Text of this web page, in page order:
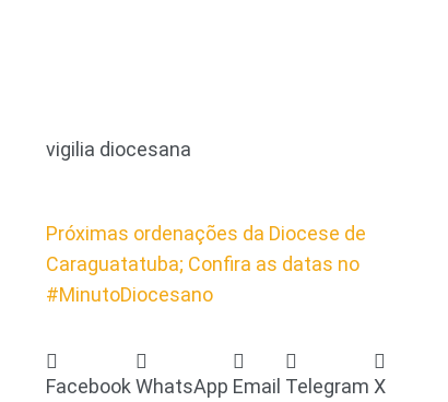
vigilia diocesana
Próximas ordenações da Diocese de
Caraguatatuba; Confira as datas no
#MinutoDiocesano
Facebook WhatsApp Email Telegram X